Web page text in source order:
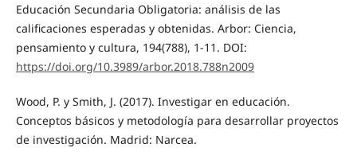
Educación Secundaria Obligatoria: análisis de las
calificaciones esperadas y obtenidas. Arbor: Ciencia,
pensamiento y cultura, 194(788), 1-11. DOI:
https://doi.org/10.3989/arbor.2018.788n2009
Wood, P. y Smith, J. (2017). Investigar en educación.
Conceptos básicos y metodología para desarrollar proyectos
de investigación. Madrid: Narcea.